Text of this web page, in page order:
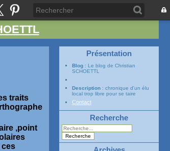
traits
,point
ces
Présentation
Blog : Le blog de Christian
SCHOETTL
Description : chronique d'un élu
local trop libre pour se taire
Contact
Recherche